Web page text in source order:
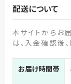
配送について
本サイトからお
は、入金確認後
お届け時間帯